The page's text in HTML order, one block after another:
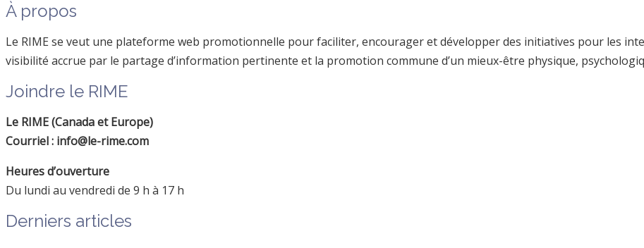
À propos
Le RIME se veut une plateforme web promotionnelle pour faciliter, encourager et développer des initiatives pour les
visibilité accrue par le partage d’information pertinente et la promotion commune d’un mieux-être physique,
Joindre le RIME
Le RIME (Canada et Europe)
Courriel : info@le-rime.com
Heures d’ouverture
Du lundi au vendredi de 9 h à 17 h
Derniers articles